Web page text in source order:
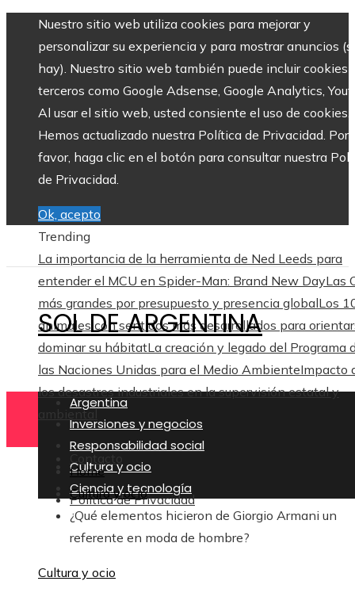
Nuestro sitio web utiliza cookies para mejorar y
personalizar su experiencia y para mostrar anuncios
hay). Nuestro sitio web también puede incluir cookies
terceros como Google Adsense, Google Analytics,
Al usar el sitio web, usted consiente el uso de cookies.
Hemos actualizado nuestra Política de Privacidad. Por
favor, haga clic en el botón para consultar nuestra
de Privacidad.
Ok, acepto
Trending
La importancia de la herramienta de Ned Leeds para
entender el MCU en Spider-Man: Brand New DayLas
más grandes por presupuesto y presencia globalLos
animales con sentidos más desarrollados para
dominar su hábitatLa creación y legado del Programa
las Naciones Unidas para el Medio AmbienteImpacto
los desastres industriales en la supervisión estatal y
ambiental
Contacto
Política de Privacidad
SOL DE ARGENTINA
Argentina
Inversiones y negocios
Responsabilidad social
Cultura y ocio
Ciencia y tecnología
Home
Cultura y ocio
¿Qué elementos hicieron de Giorgio Armani un
referente en moda de hombre?
Cultura y ocio